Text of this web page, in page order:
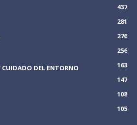
437
281
276
256
CUIDADO DEL ENTORNO
163
147
108
105